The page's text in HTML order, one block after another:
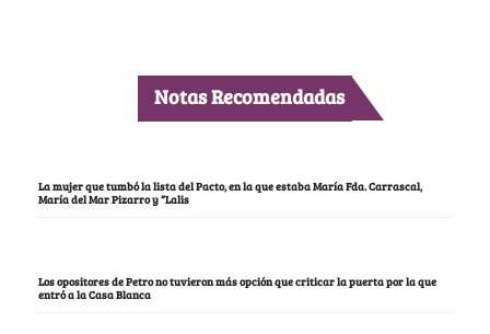
Notas Recomendadas
La mujer que tumbó la lista del Pacto, en la que estaba María Fda. Carrascal,
María del Mar Pizarro y “Lalis
Los opositores de Petro no tuvieron más opción que criticar la puerta por la que
entró a la Casa Blanca